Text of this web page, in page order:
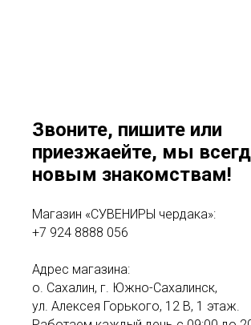
Звоните, пишите или
приезжаейте, мы
новым знакомствам!
Магазин «СУВЕНИРЫ чердака»:
+7 924 8888 056
Адрес магазина:
о. Сахалин, г. Южно-Сахалинск,
ул. Алексея Горького, 12 В, 1 этаж.